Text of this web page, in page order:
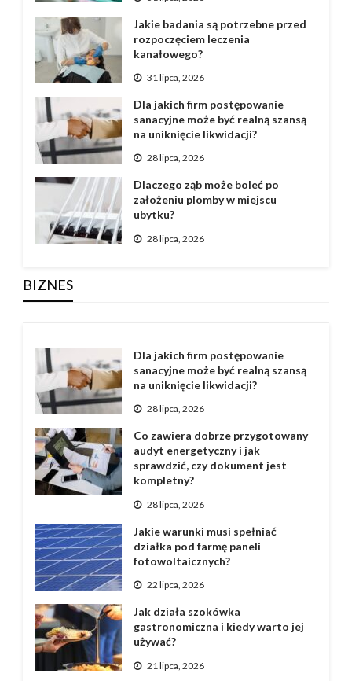
Jakie badania są potrzebne przed
rozpoczęciem leczenia
kanałowego?
31 lipca, 2026
Dla jakich firm postępowanie
sanacyjne może być realną szansą
na uniknięcie likwidacji?
28 lipca, 2026
Dlaczego ząb może boleć po
założeniu plomby w miejscu
ubytku?
28 lipca, 2026
BIZNES
Dla jakich firm postępowanie
sanacyjne może być realną szansą
na uniknięcie likwidacji?
28 lipca, 2026
Co zawiera dobrze przygotowany
audyt energetyczny i jak
sprawdzić, czy dokument jest
kompletny?
28 lipca, 2026
Jakie warunki musi spełniać
działka pod farmę paneli
fotowoltaicznych?
22 lipca, 2026
Jak działa szokówka
gastronomiczna i kiedy warto jej
używać?
21 lipca, 2026